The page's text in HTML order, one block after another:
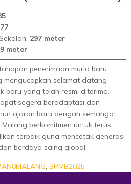
297 meter
meter
penerimaan murid baru
mengucapkan selamat datang
baru yang telah resmi diterima.
segera beradaptasi dan
ajaran baru dengan semangat
berkomitmen untuk terus
terbaik guna mencetak generasi
berdaya saing global.
SPMB2025